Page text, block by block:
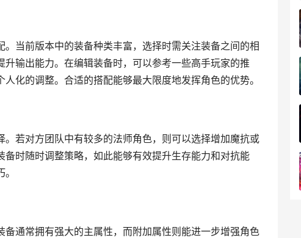
当前版本中的装备种类丰富，选择时需关注装备之间的相
输出能力。在编辑装备时，可以参考一些高手玩家的推
化的调整。合适的搭配能够最大限度地发挥角色的优势。
若对方团队中有较多的法师角色，则可以选择增加魔抗或
时随时调整策略，如此能够有效提升生存能力和对抗能
通常拥有强大的主属性，而附加属性则能进一步增强角色